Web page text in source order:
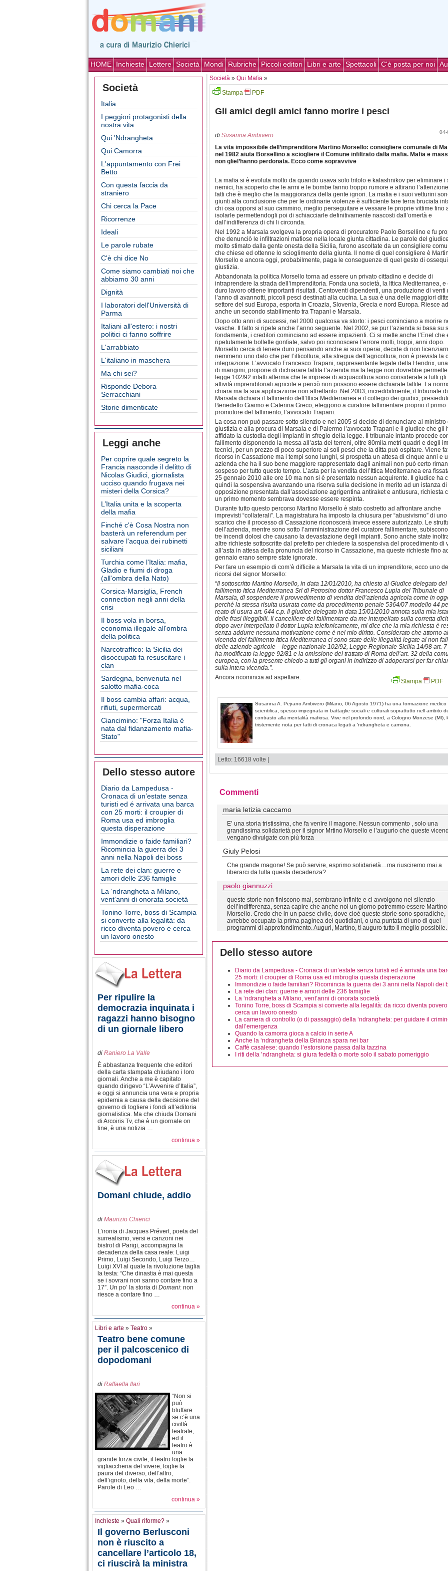
HOME Inchieste Lettere Società Mondi Rubriche Piccoli editori Libri e arte Spettacoli C'è posta per noi
Società
Italia
I peggiori protagonisti della
nostra vita
Qui 'Ndrangheta
Qui Camorra
L'appuntamento con Frei
Betto
Con questa faccia da
straniero
Chi cerca la Pace
Ricorrenze
Ideali
Le parole rubate
C'è chi dice No
Come siamo cambiati noi che
abbiamo 30 anni
Dignità
I laboratori dell'Università di
Parma
Italiani all'estero: i nostri
politici ci fanno soffrire
L'arrabbiato
L'italiano in maschera
Ma chi sei?
Risponde Debora
Serracchiani
Storie dimenticate
Leggi anche
Per coprire quale segreto la
Francia nasconde il delitto di
Nicolas Giudici, giornalista
ucciso quando frugava nei
misteri della Corsica?
L’Italia unita e la scoperta
della mafia
Finché c'è Cosa Nostra non
basterà un referendum per
salvare l'acqua dei rubinetti
siciliani
Turchia come l'Italia: mafia,
Gladio e fiumi di droga
(all'ombra della Nato)
Corsica-Marsiglia, French
connection negli anni della
crisi
Il boss vola in borsa,
economia illegale all'ombra
della politica
Narcotraffico: la Sicilia dei
disoccupati fa resuscitare i
clan
Sardegna, benvenuta nel
salotto mafia-coca
Il boss cambia affari: acqua,
rifiuti, supermercati
Ciancimino: "Forza Italia è
nata dal fidanzamento mafia-
Stato"
Dello stesso autore
Diario da Lampedusa -
Cronaca di un’estate senza
turisti ed é arrivata una barca
con 25 morti: il croupier di
Roma usa ed imbroglia
questa disperazione
Immondizie o faide familiari?
Ricomincia la guerra dei 3
anni nella Napoli dei boss
La rete dei clan: guerre e
amori delle 236 famiglie
La ‘ndrangheta a Milano,
vent’anni di onorata società
Tonino Torre, boss di Scampia
si converte alla legalità: da
ricco diventa povero e cerca
un lavoro onesto
Per ripulire la
democrazia inquinata i
ragazzi hanno bisogno
di un giornale libero
di Raniero La Valle
È abbastanza frequente che editori
della carta stampata chiudano i loro
giornali. Anche a me è capitato
quando dirigevo “L’Avvenire d’Italia”,
e oggi si annuncia una vera e propria
epidemia a causa della decisione del
governo di togliere i fondi all’editoria
giornalistica. Ma che chiuda Domani
di Arcoiris Tv, che è un giornale on
line, è una notizia …
continua »
Domani chiude, addio
di Maurizio Chierici
L’ironia di Jacques Prévert, poeta del
surrealismo, versi e canzoni nei
bistrot di Parigi, accompagna la
decadenza della casa reale: Luigi
Primo, Luigi Secondo, Luigi Terzo…
Luigi XVI al quale la rivoluzione taglia
la testa: “Che dinastia è mai questa
se i sovrani non sanno contare fino a
17”. Un po’ la storia di Domani: non
riesce a contare fino …
continua »
Libri e arte » Teatro »
Teatro bene comune
per il palcoscenico di
dopodomani
di Raffaella Ilari
“Non si
può
bluffare
se c’è una
civiltà
teatrale,
ed il
teatro è
una
grande forza civile, il teatro toglie la
vigliaccheria del vivere, toglie la
paura del diverso, dell’altro,
dell’ignoto, della vita, della morte”.
Parole di Leo …
continua »
Inchieste » Quali riforme? »
Il governo Berlusconi
non è riuscito a
cancellare l’articolo 18,
ci riuscirà la ministra
Società » Qui Mafia »
Stampa PDF
Gli amici degli amici fanno morire i pesci
04-
di Susanna Ambivero
La vita impossibile dell’imprenditore Martino Morsello: consigliere comunale di
nel 1982 aiuta Borsellino a sciogliere il Comune infiltrato dalla mafia. Mafia e
non gliel’hanno perdonata. Ecco come sopravvive
La mafia si è evoluta molto da quando usava solo tritolo e kalashnikov per eliminare i
nemici, ha scoperto che le armi e le bombe fanno troppo rumore e attirano
fatti che è meglio che la maggioranza della gente ignori. La mafia e i suoi vetturini
giunti alla conclusione che per le ordinarie violenze è sufficiente fare terra bruciata
chi osa opporsi al suo cammino, meglio perseguitare e vessare le proprie vittime fino
isolarle permettendogli poi di schiacciarle definitivamente nascosti dall’omertà e
dall’indifferenza di chi li circonda.
Nel 1992 a Marsala svolgeva la propria opera di procuratore Paolo Borsellino e fu
che denunciò le infiltrazioni mafiose nella locale giunta cittadina. Le parole del
molto stimato dalla gente onesta della Sicilia, furono ascoltate da un consigliere
che chiese ed ottenne lo scioglimento della giunta. Il nome di quel consigliere è
Morsello e ancora oggi, probabilmente, paga le conseguenze di quel gesto di
giustizia.
Abbandonata la politica Morsello torna ad essere un privato cittadino e decide di
intraprendere la strada dell’imprenditoria. Fonda una società, la Ittica Mediterranea, e
duro lavoro ottiene importanti risultati. Centoventi dipendenti, una produzione di venti
l’anno di avannotti, piccoli pesci destinati alla cucina. La sua è una delle maggiori
settore del sud Europa, esporta in Croazia, Slovenia, Grecia e nord Europa. Riesce
anche un secondo stabilimento tra Trapani e Marsala.
Dopo otto anni di successi, nel 2000 qualcosa va storto: i pesci cominciano a morire
vasche. Il fatto si ripete anche l’anno seguente. Nel 2002, se pur l’azienda si basa su
fondamenta, i creditori cominciano ad essere impazienti. Ci si mette anche l’Enel che
ripetutamente bollette gonfiate, salvo poi riconoscere l’errore molti, troppi, anni dopo.
Morsello cerca di tenere duro pensando anche ai suoi operai, decide di non
nemmeno uno dato che per l’itticoltura, alla stregua dell’agricoltura, non è prevista la
integrazione. L’avvocato Francesco Trapani, rappresentante legale della Hendrix,
di mangimi, propone di dichiarare fallita l’azienda ma la legge non dovrebbe
legge 102/92 infatti afferma che le imprese di acquacoltura sono considerate a tutti gli
attività imprenditoriali agricole e perciò non possono essere dichiarate fallite. La
chiara ma la sua applicazione non altrettanto. Nel 2003, incredibilmente, il tribunale di
Marsala dichiara il fallimento dell’Ittica Mediterranea e il collegio dei giudici,
Benedetto Giaimo e Caterina Greco, eleggono a curatore fallimentare proprio il primo
promotore del fallimento, l’avvocato Trapani.
La cosa non può passare sotto silenzio e nel 2005 si decide di denunciare al ministro
giustizia e alla procura di Marsala e di Palermo l’avvocato Trapani e il giudice che gli
affidato la custodia degli impianti in sfregio della legge. Il tribunale intanto procede
fallimento disponendo la messa all’asta dei terreni, oltre 80mila metri quadri e degli
tecnici, per un prezzo di poco superiore ai soli pesci che la ditta può ospitare. Viene
ricorso in Cassazione ma i tempi sono lunghi, si prospetta un attesa di cinque anni e
azienda che ha il suo bene maggiore rappresentato dagli animali non può certo
sospeso per tutto questo tempo. L’asta per la vendita dell’Ittica Mediterranea era
25 gennaio 2010 alle ore 10 ma non si è presentato nessun acquirente. Il giudice ha
quindi la sospensiva avanzando una riserva sulla decisione in merito ad un istanza di
opposizione presentata dall’associazione agrigentina antiraket e antiusura, richiesta
un primo momento sembrava dovesse essere respinta.
Durante tutto questo percorso Martino Morsello è stato costretto ad affrontare anche
imprevisti “collaterali”. La magistratura ha imposto la chiusura per “abusivismo” di uno
scarico che il processo di Cassazione riconoscerà invece essere autorizzato. Le
dell’azienda, mentre sono sotto l’amministrazione del curatore fallimentare,
tre incendi dolosi che causano la devastazione degli impianti. Sono anche state
altre richieste sottoscritte dal prefetto per chiedere la sospensiva del procedimento di
all’asta in attesa della pronuncia del ricorso in Cassazione, ma queste richieste fino
gennaio erano sempre state ignorate.
Per fare un esempio di com’è difficile a Marsala la vita di un imprenditore, ecco uno
ricorsi del signor Morsello:
“Il sottoscritto Martino Morsello, in data 12/01/2010, ha chiesto al Giudice delegato del
fallimento Ittica Mediterranea Srl di Petrosino dottor Francesco Lupia del Tribunale di
Marsala, di sospendere il provvedimento di vendita dell’azienda agricola come in
perché la stessa risulta usurata come da procedimento penale 5364/07 modello 44
reato di usura art. 644 c.p. Il giudice delegato in data 15/01/2010 annota sulla mia
delle frasi illeggibili. Il cancelliere del fallimentare da me interpellato sulla corretta
dopo aver interpellato il dottor Lupia telefonicamente, mi dice che la mia richiesta è
senza addurre nessuna motivazione come è nel mio diritto. Considerato che attorno
vicenda del fallimento Ittica Mediterranea ci sono state delle illegalità legate al non
delle aziende agricole – legge nazionale 102/92, Legge Regionale Sicilia 14/98 art. 7
ha modificato la legge 92/81 e la omissione del trattato di Roma dell’art. 32 della
europea, con la presente chiedo a tutti gli organi in indirizzo di adoperarsi per far
sulla intera vicenda.”.
Ancora ricomincia ad aspettare.
Stampa PDF
Susanna A. Pejrano Ambivero (Milano, 06 Agosto 1971) ha una formazione medico
scientifica, spesso impegnata in battaglie sociali e culturali soprattutto nell ambito
contrasto alla mentalità mafiosa. Vive nel profondo nord, a Cologno Monzese (MI),
tristemente nota per fatti di cronaca legati a 'ndrangheta e camorra.
Letto: 16618 volte |
Commenti
maria letizia caccamo
E’ una storia tristissima, che fa venire il magone. Nessun commento , solo una
grandissima solidarietà per il signor Mrtino Morsello e l’augurio che queste
vengano divulgate con più forza
Giuly Pelosi
Che grande magone! Se può servire, esprimo solidarietà…ma riusciremo mai a
liberarci da tutta questa decadenza?
paolo giannuzzi
queste storie non finiscono mai, sembrano infinite e ci avvolgono nel silenzio
dell’indifferenza, senza capire che anche noi un giorno potremmo essere Martino
Morsello. Credo che in un paese civile, dove cioè queste storie sono sporadiche,
avrebbe occupato la prima paginea dei quotidiani, o una puntata di uno di quei
programmi di approfondimento. Auguri, Martino, ti auguro tutto il meglio possibile.
Dello stesso autore
Diario da Lampedusa - Cronaca di un’estate senza turisti ed é arrivata una
25 morti: il croupier di Roma usa ed imbroglia questa disperazione
Immondizie o faide familiari? Ricomincia la guerra dei 3 anni nella Napoli dei
La rete dei clan: guerre e amori delle 236 famiglie
La ‘ndrangheta a Milano, vent’anni di onorata società
Tonino Torre, boss di Scampia si converte alla legalità: da ricco diventa povero
cerca un lavoro onesto
La camera di controllo (o di passaggio) della ‘ndrangheta: per guidare il
dall’emergenza
Quando la camorra gioca a calcio in serie A
Anche la ‘ndrangheta della Brianza spara nei bar
Caffè casalese: quando l’estorsione passa dalla tazzina
I riti della ’ndrangheta: si giura fedeltà o morte solo il sabato pomeriggio